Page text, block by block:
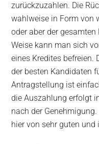
zurückzuzahlen. Die
wahlweise in Form von
oder aber der
Weise kann man sich
eines Kredites befreien.
der besten Kandidaten
Antragstellung ist
die Auszahlung erfolgt
nach der
hier von sehr guten